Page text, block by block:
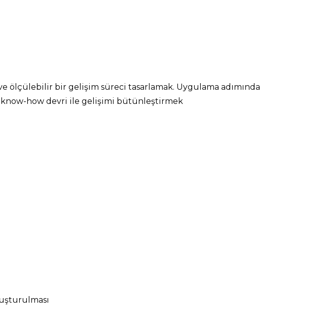
ölçülebilir bir gelişim süreci tasarlamak. Uygulama adımında
know-how devri ile gelişimi bütünleştirmek